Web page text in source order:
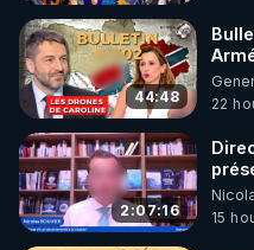
44:48
22
2:07:16
15